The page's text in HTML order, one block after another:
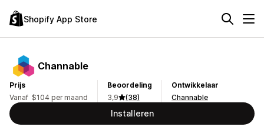
Shopify App Store
Channable
Prijs
Vanaf $104 per maand
Beoordeling
3,9
(38)
Ontwikkelaar
Channable
Installeren